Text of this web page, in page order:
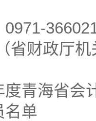
省财政厅
度青海省会
名单